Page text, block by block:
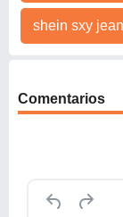
shein sxy
Comentarios